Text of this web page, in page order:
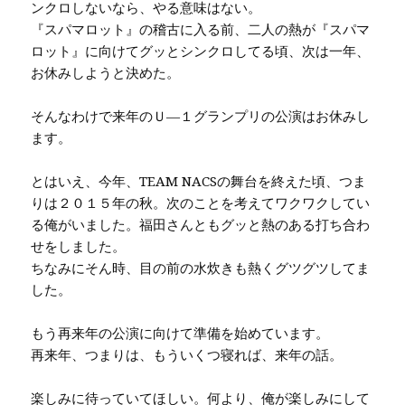
ンクロしないなら、やる意味はない。
『スパマロット』の稽古に入る前、二人の熱が『スパマ
ロット』に向けてグッとシンクロしてる頃、次は一年、
お休みしようと決めた。
そんなわけで来年のＵ—１グランプリの公演はお休みし
ます。
とはいえ、今年、TEAM NACSの舞台を終えた頃、つま
りは２０１５年の秋。次のことを考えてワクワクしてい
る俺がいました。福田さんともグッと熱のある打ち合わ
せをしました。
ちなみにそん時、目の前の水炊きも熱くグツグツしてま
した。
もう再来年の公演に向けて準備を始めています。
再来年、つまりは、もういくつ寝れば、来年の話。
楽しみに待っていてほしい。何より、俺が楽しみにして